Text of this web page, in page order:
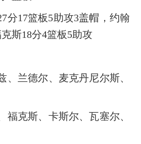
分17篮板5助攻3盖帽，约翰
斯18分4篮板5助攻
、兰德尔、麦克丹尼尔斯、
福克斯、卡斯尔、瓦塞尔、